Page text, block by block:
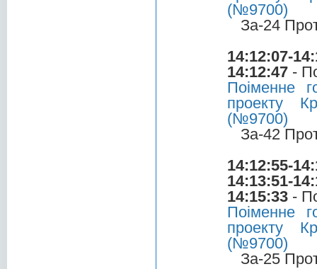
(№9700)
За-24
14:12:07-
14:12:47 -
Поіменне
проекту
(№9700)
За-42
14:12:55-
14:13:51-
14:15:33 -
Поіменне
проекту
(№9700)
За-25